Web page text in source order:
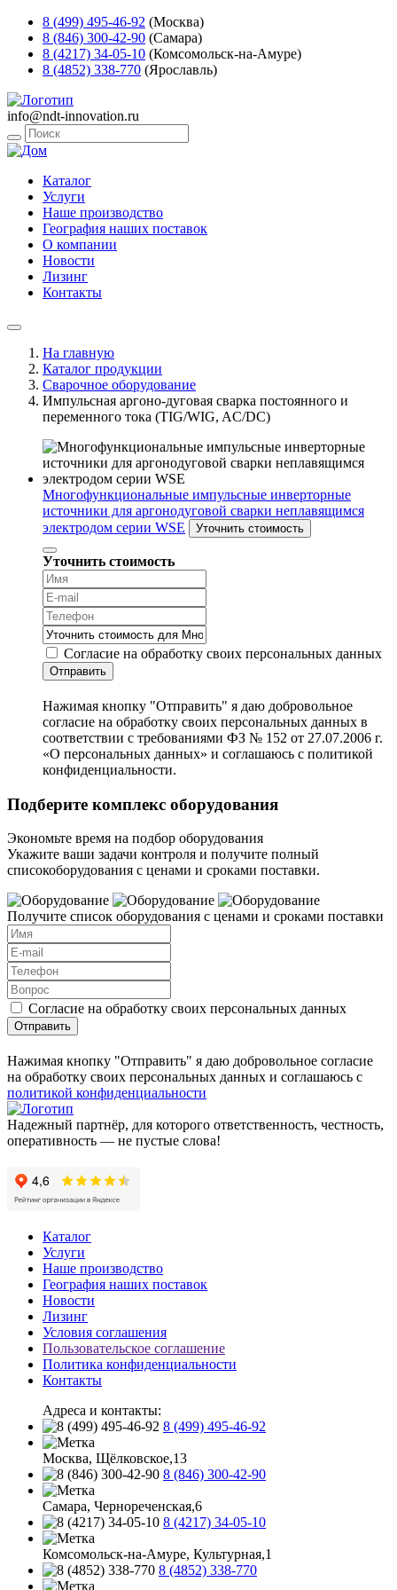
8 (499) 495-46-92 (Москва)
8 (846) 300-42-90 (Самара)
8 (4217) 34-05-10 (Комсомольск-на-Амуре)
8 (4852) 338-770 (Ярославль)
info@ndt-innovation.ru
Каталог
Услуги
Наше производство
География наших поставок
О компании
Новости
Лизинг
Контакты
На главную
Каталог продукции
Сварочное оборудование
Импульсная аргоно-дуговая сварка постоянного и
переменного тока (TIG/WIG, AC/DC)
Многофункциональные импульсные инверторные
источники для аргонодуговой сварки неплавящимся
электродом серии WSE
Уточнить стоимость
Уточнить стоимость
Согласие на обработку своих персональных данных
Отправить
Нажимая кнопку "Отправить" я даю добровольное
согласие на обработку своих персональных данных в
соответствии с требованиями ФЗ № 152 от 27.07.2006 г.
«О персональных данных» и соглашаюсь с политикой
конфиденциальности.
Подберите комплекс оборудования
Экономьте время на подбор оборудования
Укажите ваши задачи контроля и получите полный
списокоборудования с ценами и сроками поставки.
Получите список оборудования с ценами и сроками поставки
Согласие на обработку своих персональных данных
Отправить
Нажимая кнопку "Отправить" я даю добровольное согласие
на обработку своих персональных данных и соглашаюсь с
политикой конфиденциальности
Надежный партнёр, для которого ответственность, честность,
оперативность — не пустые слова!
Каталог
Услуги
Наше производство
География наших поставок
Новости
Лизинг
Условия соглашения
Пользовательское соглашение
Политика конфиденциальности
Контакты
Адреса и контакты:
8 (499) 495-46-92
Москва, Щёлковское,13
8 (846) 300-42-90
Самара, Чернореченская,6
8 (4217) 34-05-10
Комсомольск-на-Амуре, Культурная,1
8 (4852) 338-770